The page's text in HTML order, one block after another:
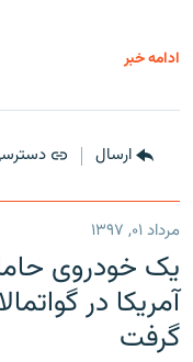
ادامه خبر
ارسال
مرداد ۰۱, ۱۳۹۷
یک خودروی
آمریکا در
گرفت